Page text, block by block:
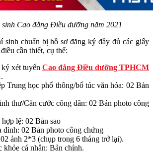
sinh Cao đẳng Điều dưỡng năm 2021
sinh chuẩn bị hồ sơ đăng ký đầy đủ các giấy
cần thiết, cụ thể:
xét tuyển Cao đẳng Điều dưỡng TPHCM
Trung học phổ thông/bổ túc văn hóa: 02 Bản
thư/Căn cước công dân: 02 Bản photo công
lệ: 02 Bản sao
đình: 02 Bản photo công chứng
ảnh 2*3 (chụp trong 6 tháng trở lại).
khỏe cá nhân: Bản chính.